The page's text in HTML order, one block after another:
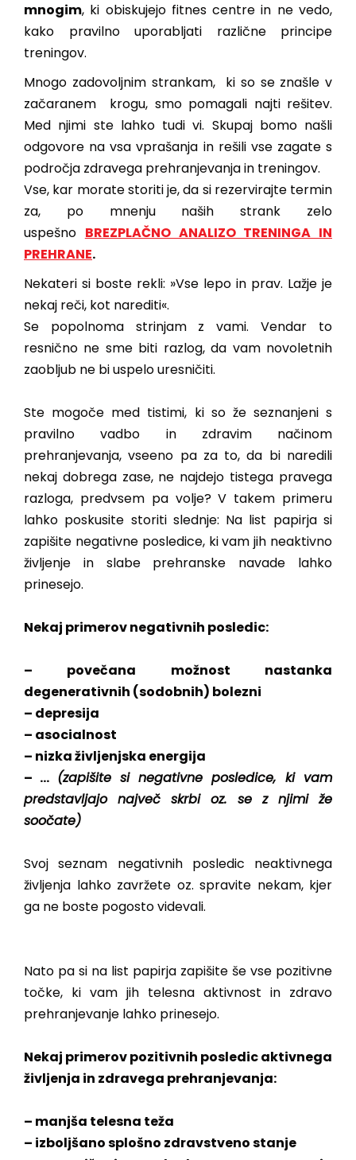
mnogim, ki obiskujejo fitnes centre in ne vedo,
kako pravilno uporabljati različne principe
treningov.
Mnogo zadovoljnim strankam, ki so se znašle v
začaranem krogu, smo pomagali najti rešitev.
Med njimi ste lahko tudi vi. Skupaj bomo našli
odgovore na vsa vprašanja in rešili vse zagate s
področja zdravega prehranjevanja in treningov.
Vse, kar morate storiti je, da si rezervirajte termin
za, po mnenju naših strank zelo
uspešno BREZPLAČNO ANALIZO TRENINGA IN
PREHRANE.
Nekateri si boste rekli: »Vse lepo in prav. Lažje je
nekaj reči, kot narediti«.
Se popolnoma strinjam z vami. Vendar to
resnično ne sme biti razlog, da vam novoletnih
zaobljub ne bi uspelo uresničiti.
Ste mogoče med tistimi, ki so že seznanjeni s
pravilno vadbo in zdravim načinom
prehranjevanja, vseeno pa za to, da bi naredili
nekaj dobrega zase, ne najdejo tistega pravega
razloga, predvsem pa volje? V takem primeru
lahko poskusite storiti slednje: Na list papirja si
zapišite negativne posledice, ki vam jih neaktivno
življenje in slabe prehranske navade lahko
prinesejo.
Nekaj primerov negativnih posledic:
– povečana možnost nastanka
degenerativnih (sodobnih) bolezni
– depresija
– asocialnost
– nizka življenjska energija
– … (zapišite si negativne posledice, ki vam
predstavljajo največ skrbi oz. se z njimi že
soočate)
Svoj seznam negativnih posledic neaktivnega
življenja lahko zavržete oz. spravite nekam, kjer
ga ne boste pogosto videvali.
Nato pa si na list papirja zapišite še vse pozitivne
točke, ki vam jih telesna aktivnost in zdravo
prehranjevanje lahko prinesejo.
Nekaj primerov pozitivnih posledic aktivnega
življenja in zdravega prehranjevanja:
– manjša telesna teža
– izboljšano splošno zdravstveno stanje